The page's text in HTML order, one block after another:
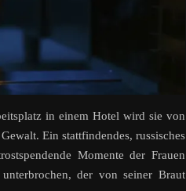
in einem Hotel wird sie von
Ein stattfindendes, russisches
Momente der Frauen
der von seiner Braut